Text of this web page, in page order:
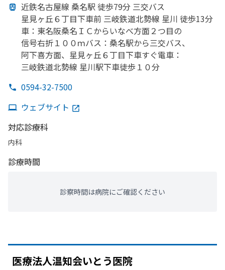
近鉄名古屋線 桑名駅 徒歩79分 三交バス
星見ヶ丘６丁目下車前 三岐鉄道北勢線 星川 徒歩13分
車：東名阪桑名ＩＣからいなべ方面２つ目の
信号右折１００ｍバス：桑名駅から三交バス、
阿下喜方面、 星見ヶ丘６丁目下車すぐ電車：
三岐鉄道北勢線 星川駅下車徒歩１０分
0594-32-7500
ウェブサイト
対応診療科
内科
診療時間
診察時間は病院にご確認ください
医療法人温知会いとう医院